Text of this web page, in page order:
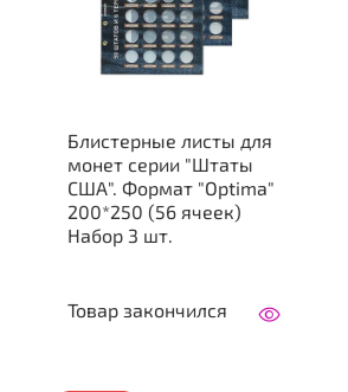
Блистерные листы для
монет серии "Штаты
США". Формат "Optima"
200*250 (56 ячеек)
Набор 3 шт.
Товар закончился